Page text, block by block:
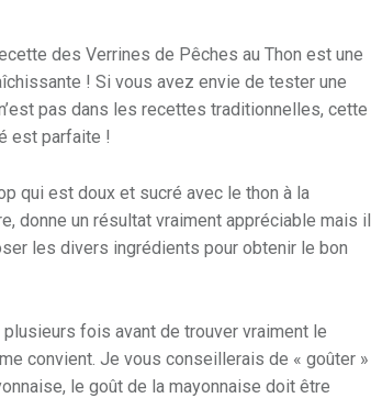
des Verrines de Pêches au Thon est une
! Si vous avez envie de tester une
pas dans les recettes traditionnelles, cette
est parfaite !
qui est doux et sucré avec le thon à la
donne un résultat vraiment appréciable mais il
les divers ingrédients pour obtenir le bon
fois avant de trouver vraiment le
convient. Je vous conseillerais de « goûter »
le goût de la mayonnaise doit être